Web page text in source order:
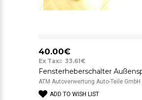
40.00€
Ex Tax:: 33.61€
ATM Autoverwertung Auto-Teile GmbH ..
ADD TO WISH LIST